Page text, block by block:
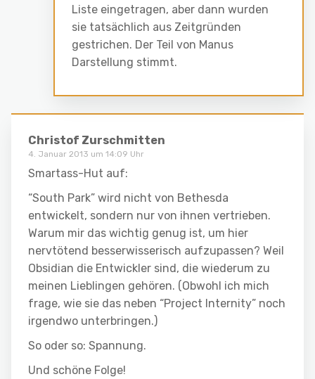
Liste eingetragen, aber dann wurden
sie tatsächlich aus Zeitgründen
gestrichen. Der Teil von Manus
Darstellung stimmt.
Christof Zurschmitten
4. Januar 2013 um 14:09 Uhr
Smartass-Hut auf:
“South Park” wird nicht von Bethesda
entwickelt, sondern nur von ihnen vertrieben.
Warum mir das wichtig genug ist, um hier
nervtötend besserwisserisch aufzupassen? Weil
Obsidian die Entwickler sind, die wiederum zu
meinen Lieblingen gehören. (Obwohl ich mich
frage, wie sie das neben “Project Internity” noch
irgendwo unterbringen.)
So oder so: Spannung.
Und schöne Folge!